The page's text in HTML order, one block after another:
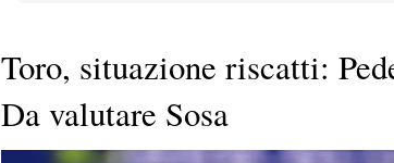
Toro, situazione riscatti:
Da valutare Sosa